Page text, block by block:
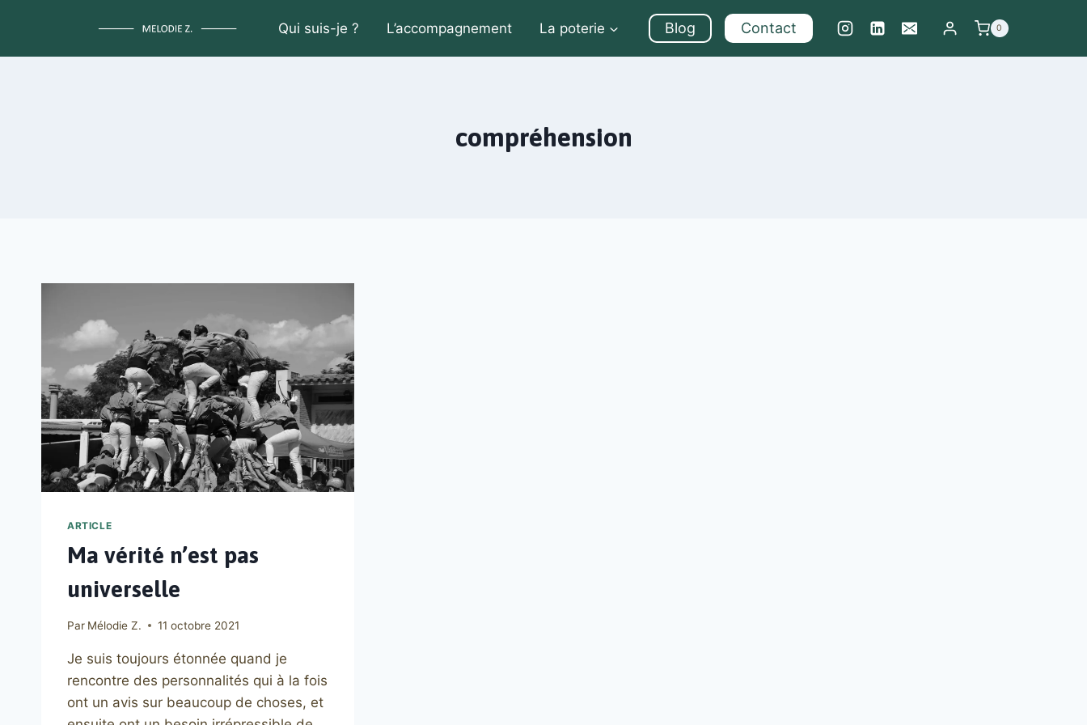
contenu
Qui suis-je ? L’accompagnement La poterie Blog Contact 0
compréhension
ARTICLE
Ma vérité n’est pas
universelle
Par Mélodie Z. 11 octobre 2021
Je suis toujours étonnée quand je
rencontre des personnalités qui à la fois
ont un avis sur beaucoup de choses, et